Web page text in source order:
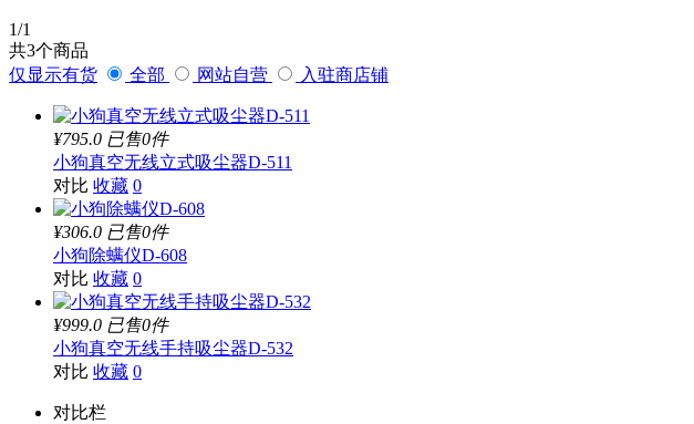
1/1
共3个商品
仅显示有货
全部 网站自营 入驻商店铺
¥795.0 已售0件
小狗真空无线立式吸尘器D-511
对比 收藏 0
¥306.0 已售0件
小狗除螨仪D-608
对比 收藏 0
¥999.0 已售0件
小狗真空无线手持吸尘器D-532
对比 收藏 0
对比栏